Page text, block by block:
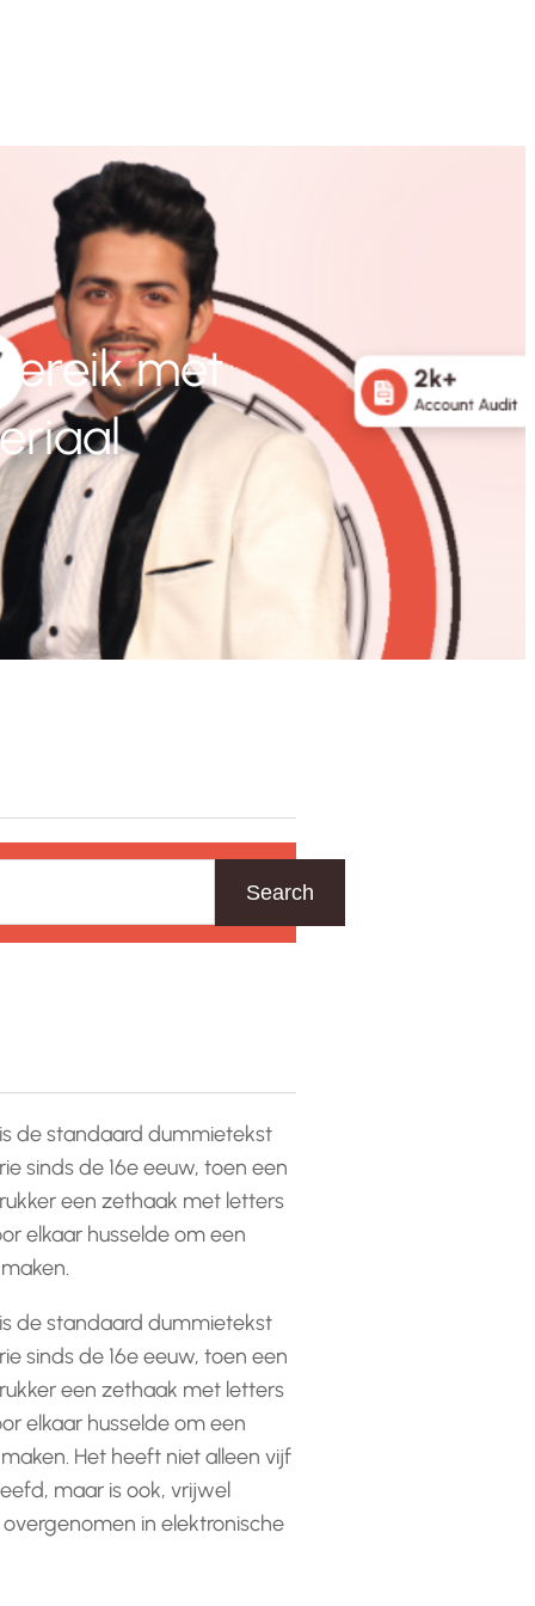
met
Search
de standaard dummietekst
sinds de 16e eeuw, toen een
een zethaak met letters
elkaar husselde om een
de standaard dummietekst
sinds de 16e eeuw, toen een
een zethaak met letters
elkaar husselde om een
Het heeft niet alleen vijf
maar is ook, vrijwel
in elektronische